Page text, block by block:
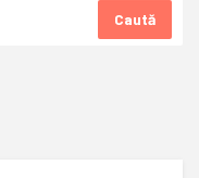
Caută